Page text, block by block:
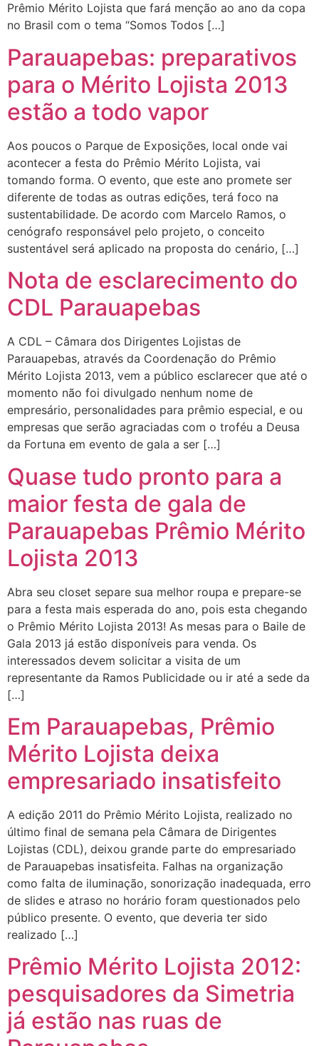
Prêmio Mérito Lojista que fará menção ao ano da copa
no Brasil com o tema “Somos Todos […]
Parauapebas: preparativos
para o Mérito Lojista 2013
estão a todo vapor
Aos poucos o Parque de Exposições, local onde vai
acontecer a festa do Prêmio Mérito Lojista, vai
tomando forma. O evento, que este ano promete ser
diferente de todas as outras edições, terá foco na
sustentabilidade. De acordo com Marcelo Ramos, o
cenógrafo responsável pelo projeto, o conceito
sustentável será aplicado na proposta do cenário, […]
Nota de esclarecimento do
CDL Parauapebas
A CDL – Câmara dos Dirigentes Lojistas de
Parauapebas, através da Coordenação do Prêmio
Mérito Lojista 2013, vem a público esclarecer que até o
momento não foi divulgado nenhum nome de
empresário, personalidades para prêmio especial, e ou
empresas que serão agraciadas com o troféu a Deusa
da Fortuna em evento de gala a ser […]
Quase tudo pronto para a
maior festa de gala de
Parauapebas Prêmio Mérito
Lojista 2013
Abra seu closet separe sua melhor roupa e prepare-se
para a festa mais esperada do ano, pois esta chegando
o Prêmio Mérito Lojista 2013! As mesas para o Baile de
Gala 2013 já estão disponíveis para venda. Os
interessados devem solicitar a visita de um
representante da Ramos Publicidade ou ir até a sede da
[…]
Em Parauapebas, Prêmio
Mérito Lojista deixa
empresariado insatisfeito
A edição 2011 do Prêmio Mérito Lojista, realizado no
último final de semana pela Câmara de Dirigentes
Lojistas (CDL), deixou grande parte do empresariado
de Parauapebas insatisfeita. Falhas na organização
como falta de iluminação, sonorização inadequada, erro
de slides e atraso no horário foram questionados pelo
público presente. O evento, que deveria ter sido
realizado […]
Prêmio Mérito Lojista 2012:
pesquisadores da Simetria
já estão nas ruas de